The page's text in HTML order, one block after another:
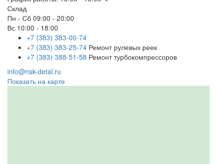
Склад
Пн - Сб 09:00 - 20:00
Вс 10:00 - 18:00
+7 (383) 383-00-74
+7 (383) 383-25-74 Ремонт рулевых реек
+7 (383) 388-51-58 Ремонт турбокомпрессоров
info@nsk-detal.ru
Показать на карте